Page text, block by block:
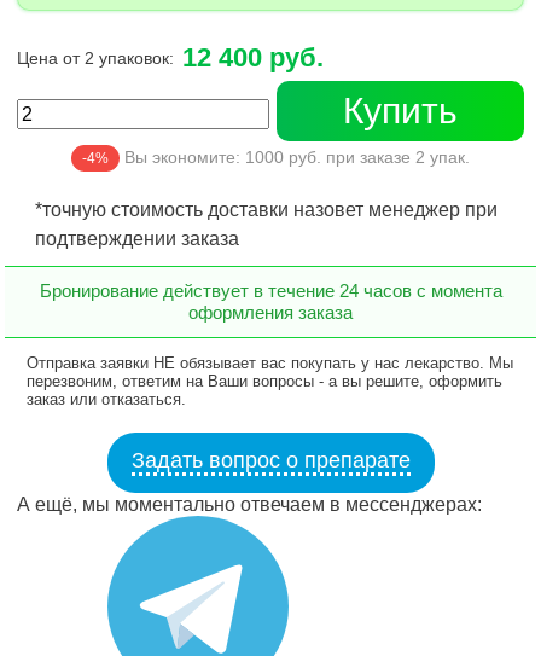
Цена от 2 упаковок: 12 400 руб.
Купить
-4% Вы экономите: 1000 руб. при заказе 2 упак.
*точную стоимость доставки назовет менеджер при
подтверждении заказа
Бронирование действует в течение 24 часов с момента
оформления заказа
Отправка заявки НЕ обязывает вас покупать у нас лекарство. Мы
перезвоним, ответим на Ваши вопросы - а вы решите, оформить
заказ или отказаться.
Задать вопрос о препарате
А ещё, мы моментально отвечаем в мессенджерах: